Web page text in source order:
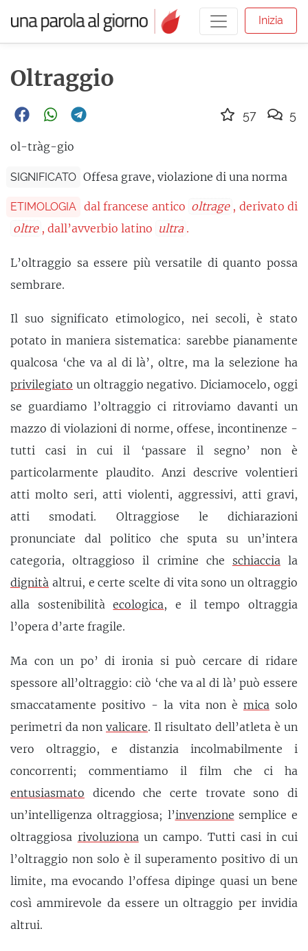
Inizia
Oltraggio
ol-tràg-gio
SIGNIFICATO Offesa grave, violazione di una norma
ETIMOLOGIA dal francese antico oltrage , derivato di
oltre , dall’avverbio latino ultra .
L’oltraggio sa essere più versatile di quanto possa
sembrare.
Il suo significato etimologico, nei secoli, è stato
potato in maniera sistematica: sarebbe pianamente
qualcosa ‘che va al di là’, oltre, ma la selezione ha
privilegiato un oltraggio negativo. Diciamocelo, oggi
se guardiamo l’oltraggio ci ritroviamo davanti un
mazzo di violazioni di norme, offese, incontinenze -
tutti casi in cui il ‘passare il segno’ non è
particolarmente plaudito. Anzi descrive volentieri
atti molto seri, atti violenti, aggressivi, atti gravi,
atti smodati. Oltraggiose le dichiarazioni
pronunciate dal politico che sputa su un’intera
categoria, oltraggioso il crimine che schiacciala
dignità altrui, e certe scelte di vita sono un oltraggio
alla sostenibilitàecologica, e il tempo oltraggia
l’opera d’arte fragile.
Ma con un po’ di ironia si può cercare di ridare
spessore all’oltraggio: ciò ‘che va al di là’ può essere
smaccatamente positivo - la vita non è mica solo
perimetri da non valicare. Il risultato dell’atleta è un
vero oltraggio, e distanzia incolmabilmente i
concorrenti; commentiamo il film che ci ha
entusiasmato dicendo che certe trovate sono di
un’intelligenza oltraggiosa; l’invenzione semplice e
oltraggiosa rivoluziona un campo. Tutti casi in cui
l’oltraggio non solo è il superamento positivo di un
limite, ma evocando l’offesa dipinge quasi un bene
così ammirevole da essere un oltraggio per invidia
altrui.
57 5